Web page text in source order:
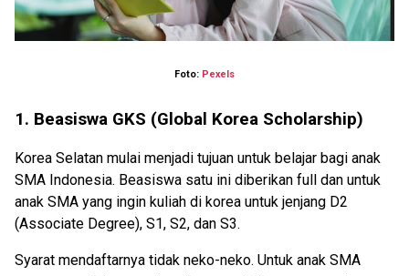
Foto: Pexels
1. Beasiswa GKS (Global Korea Scholarship)
Korea Selatan mulai menjadi tujuan untuk belajar bagi anak
SMA Indonesia. Beasiswa satu ini diberikan full dan untuk
anak SMA yang ingin kuliah di korea untuk jenjang D2
(Associate Degree), S1, S2, dan S3.
Syarat mendaftarnya tidak neko-neko. Untuk anak SMA